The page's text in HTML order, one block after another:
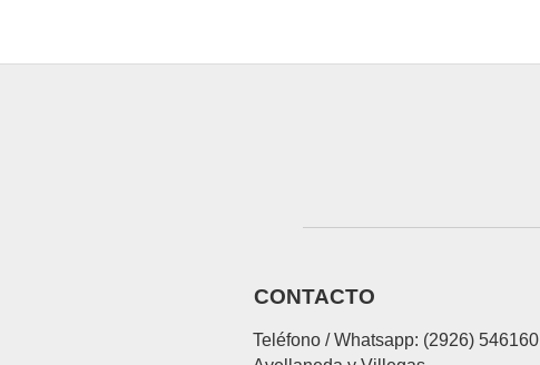
CONTACTO
Teléfono / Whatsapp: (2926) 546160